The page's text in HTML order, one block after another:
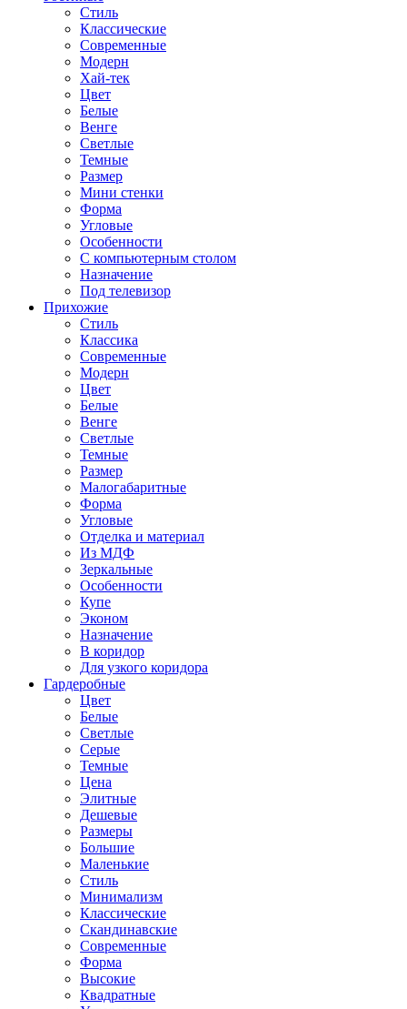
Стиль
Классические
Современные
Модерн
Хай-тек
Цвет
Белые
Венге
Светлые
Темные
Размер
Мини стенки
Форма
Угловые
Особенности
С компьютерным столом
Назначение
Под телевизор
Прихожие
Стиль
Классика
Современные
Модерн
Цвет
Белые
Венге
Светлые
Темные
Размер
Малогабаритные
Форма
Угловые
Отделка и материал
Из МДФ
Зеркальные
Особенности
Купе
Эконом
Назначение
В коридор
Для узкого коридора
Гардеробные
Цвет
Белые
Светлые
Серые
Темные
Цена
Элитные
Дешевые
Размеры
Большие
Маленькие
Стиль
Минимализм
Классические
Скандинавские
Современные
Форма
Высокие
Квадратные